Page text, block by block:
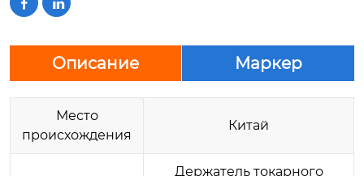
 
Описание Маркер
Место
происхождения
Китай
Держатель токарного